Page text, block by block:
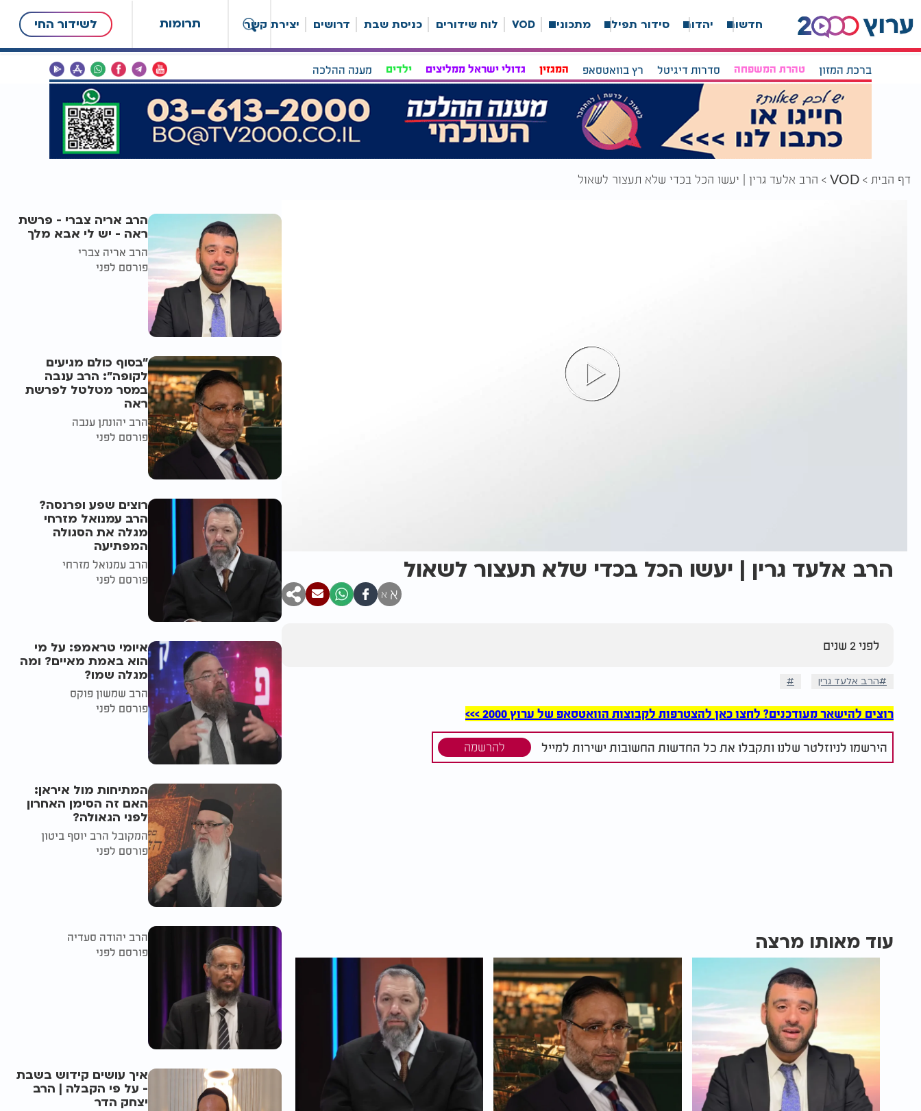
תרומות לשידור החי חדשות יהדות סידור תפילה מתכונים VOD לוח שידורים כניסת שבת דרושים יצירת קשר
ברכת המזון טהרת המשפחה סדרות דיגיטל רץ בוואטסאפ המגזין גדולי ישראל ממליצים ילדים מענה ההלכה
דף הבית VOD הרב אלעד גרין | יעשו הכל בכדי שלא תעצור לשאול
הרב אלעד גרין | יעשו הכל בכדי שלא תעצור לשאול
א א
לפני 2 שנים
הרב אלעד גרין
רוצים להישאר מעודכנים? לחצו כאן להצטרפות לקבוצות הוואטסאפ של ערוץ 2000 >>>
הירשמו לניוזלטר שלנו ותקבלו את כל החדשות החשובות ישירות למייל להרשמה
עוד מאותו מרצה
הרב אריה צברי - פרשת
ראה - יש לי אבא מלך
הרב אריה צברי
פורסם לפני
"בסוף כולם מגיעים
לקופה": הרב ענבה
במסר מטלטל לפרשת
ראה
הרב יהונתן ענבה
פורסם לפני
רוצים שפע ופרנסה?
הרב עמנואל מזרחי
מגלה את הסגולה
המפתיעה
הרב עמנואל מזרחי
פורסם לפני
איומי טראמפ: על מי
הוא באמת מאיים? ומה
מגלה שמו?
הרב שמשון פוקס
פורסם לפני
המתיחות מול איראן:
האם זה הסימן האחרון
לפני הגאולה?
המקובל הרב יוסף ביטון
פורסם לפני
הרב יהודה סעדיה
פורסם לפני
איך עושים קידוש בשבת
- על פי הקבלה | הרב
יצחק הדר